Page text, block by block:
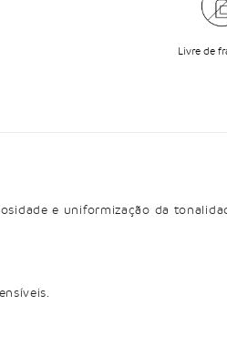
Livre de
e uniformização da